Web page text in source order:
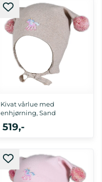
1-2 år, 3-4 år, 5-6 år
Kivat vårlue med
enhjørning, Sand
0-1 år, 5-10 år
519,-